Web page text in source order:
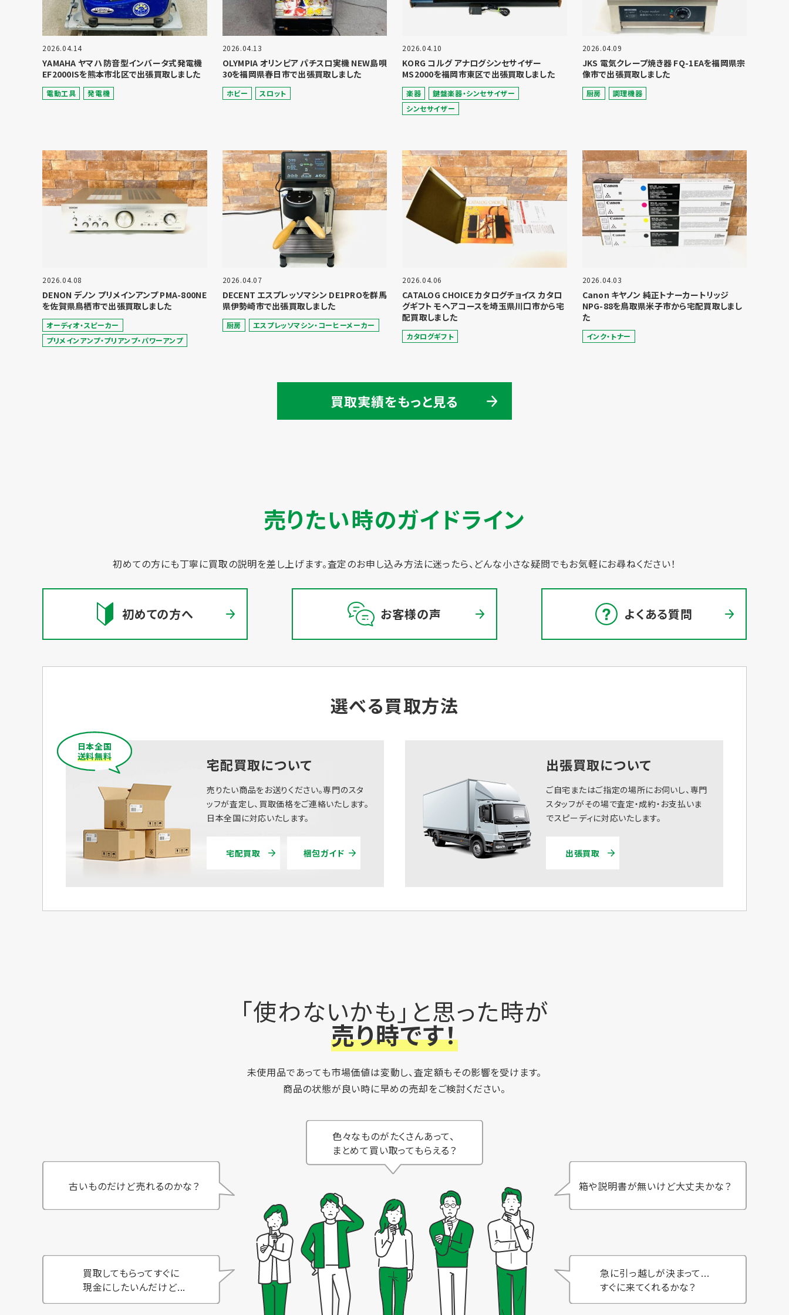
2026.04.14
YAMAHA ヤマハ 防音型インバータ式発電機
EF2000ISを熊本市北区で出張買取しました
電動⼯具 発電機
2026.04.13
OLYMPIA オリンピア パチスロ実機 NEW島唄
30を福岡県春日市で出張買取しました
ホビー スロット
2026.04.10
KORG コルグ アナログシンセサイザー
MS2000を福岡市東区で出張買取しました
楽器
鍵盤楽器・シンセサイザー
シンセサイザー
2026.04.09
JKS 電気クレープ焼き器 FQ-1EAを福岡県宗
像市で出張買取しました
厨房 調理機器
2026.04.08
DENON デノン プリメインアンプ PMA-800NE
を佐賀県鳥栖市で出張買取しました
オーディオ・スピーカー
プリメインアンプ・プリアンプ・パワーアンプ
2026.04.07
DECENT エスプレッソマシン DE1PROを群馬
県伊勢崎市で出張買取しました
厨房 エスプレッソマシン・コーヒーメーカー
2026.04.06
CATALOG CHOICE カタログチョイス カタロ
グギフト モヘアコースを埼玉県川口市から宅
配買取しました
カタログギフト
2026.04.03
Canon キヤノン 純正トナーカートリッジ
NPG-88を鳥取県米子市から宅配買取しまし
た
インク・トナー
買取実績をもっと見る
売りたい時のガイドライン
初めての方にも丁寧に買取の説明を差し上げます。査定のお申し込み方法に迷ったら、どんな小さな疑問でもお気軽にお尋ねください！
初めての方へ お客様の声 よくある質問
選べる買取方法
宅配買取について
日本全国
送料無料
売りたい商品をお送りください。専門のスタ
ッフが査定し、買取価格をご連絡いたします。
日本全国に対応いたします。
宅配買取 梱包ガイド
出張買取について
ご自宅またはご指定の場所にお伺いし、専門
スタッフがその場で査定・成約・お支払いま
でスピーディに対応いたします。
出張買取
「使わないかも」と思った時が
売り時です！
未使用品であっても市場価値は変動し、査定額もその影響を受けます。
商品の状態が良い時に早めの売却をご検討ください。
色々なものがたくさんあって、
まとめて買い取ってもらえる？
古いものだけど売れるのかな？ 箱や説明書が無いけど大丈夫かな？
買取してもらってすぐに
現金にしたいんだけど...
急に引っ越しが決まって...
すぐに来てくれるかな？